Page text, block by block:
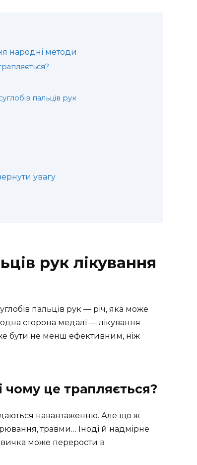
народні методи
пальців рук
увагу
рук лікування
пальців рук — річ, яка може
сторона медалі — лікування
бути не менш ефективним, ніж
чому це трапляється?
навантаженню. Але що ж
травми… Іноді й надмірне
може перерости в